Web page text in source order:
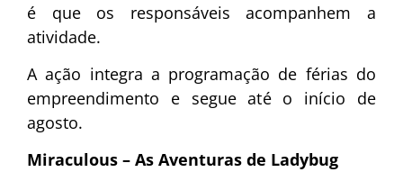
é que os responsáveis acompanhem a
atividade.
A ação integra a programação de férias do
empreendimento e segue até o início de
agosto.
Miraculous – As Aventuras de Ladybug